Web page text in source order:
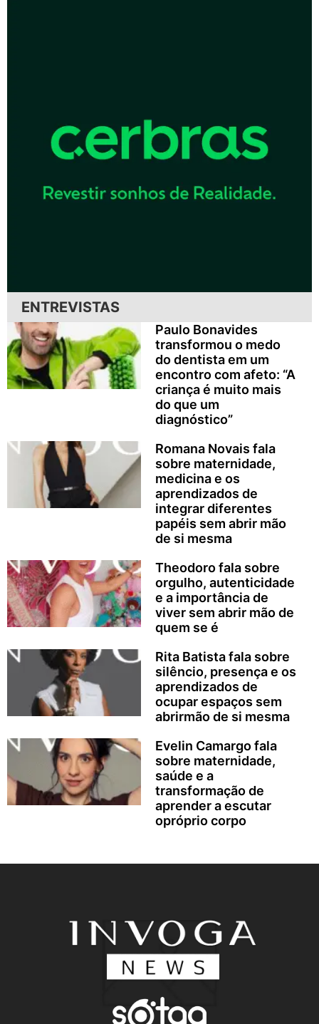
ENTREVISTAS
Paulo Bonavides
transformou o medo
do dentista em um
encontro com afeto: “A
criança é muito mais
do que um
diagnóstico”
Romana Novais fala
sobre maternidade,
medicina e os
aprendizados de
integrar diferentes
papéis sem abrir mão
de si mesma
Theodoro fala sobre
orgulho, autenticidade
e a importância de
viver sem abrir mão de
quem se é
Rita Batista fala sobre
silêncio, presença e os
aprendizados de
ocupar espaços sem
abrirmão de si mesma
Evelin Camargo fala
sobre maternidade,
saúde e a
transformação de
aprender a escutar
opróprio corpo